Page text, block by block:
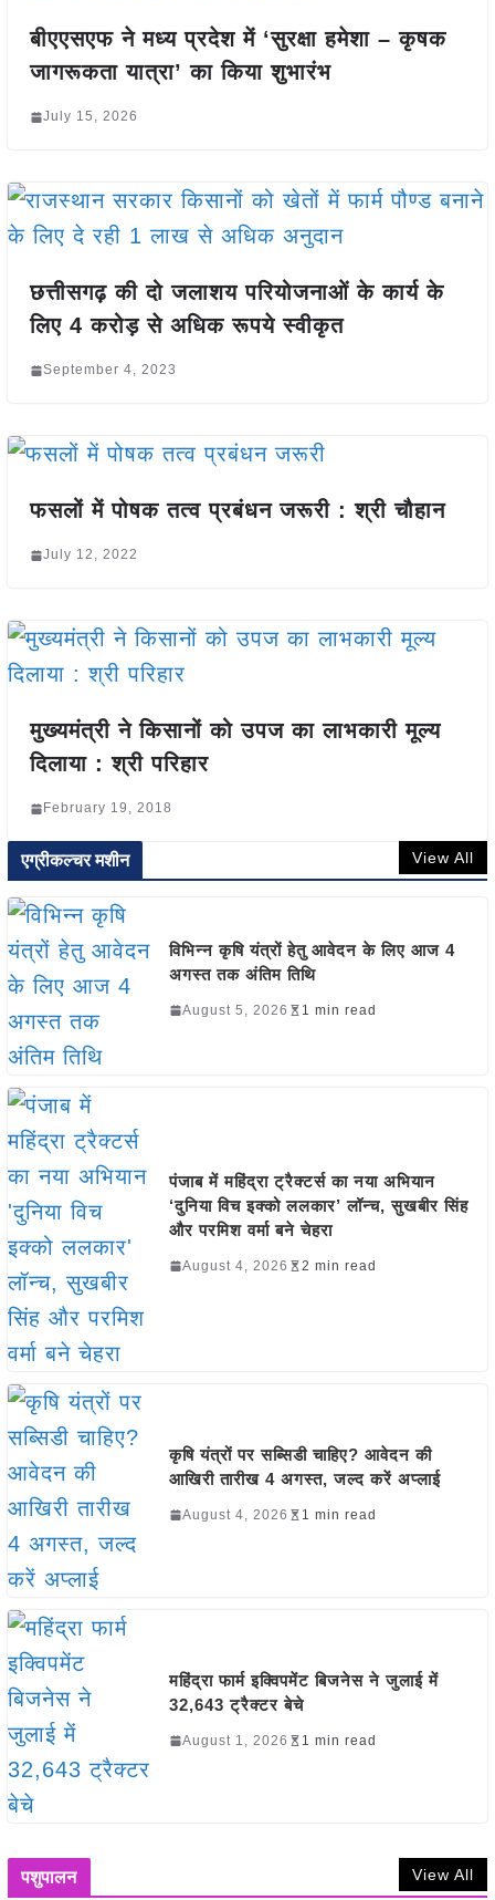
बीएएसएफ ने मध्य प्रदेश में ‘सुरक्षा हमेशा – कृषक
जागरूकता यात्रा’ का किया शुभारंभ
July 15, 2026
छत्तीसगढ़ की दो जलाशय परियोजनाओं के कार्य के
लिए 4 करोड़ से अधिक रूपये स्वीकृत
September 4, 2023
फसलों में पोषक तत्व प्रबंधन जरूरी : श्री चौहान
July 12, 2022
मुख्यमंत्री ने किसानों को उपज का लाभकारी मूल्य
दिलाया : श्री परिहार
February 19, 2018
एग्रीकल्चर मशीन View All
विभिन्न कृषि यंत्रों हेतु आवेदन के लिए आज 4
अगस्त तक अंतिम तिथि
August 5, 2026 1 min read
पंजाब में महिंद्रा ट्रैक्टर्स का नया अभियान
‘दुनिया विच इक्को ललकार’ लॉन्च, सुखबीर सिंह
और परमिश वर्मा बने चेहरा
August 4, 2026 2 min read
कृषि यंत्रों पर सब्सिडी चाहिए? आवेदन की
आखिरी तारीख 4 अगस्त, जल्द करें अप्लाई
August 4, 2026 1 min read
महिंद्रा फार्म इक्विपमेंट बिजनेस ने जुलाई में
32,643 ट्रैक्टर बेचे
August 1, 2026 1 min read
पशुपालन View All